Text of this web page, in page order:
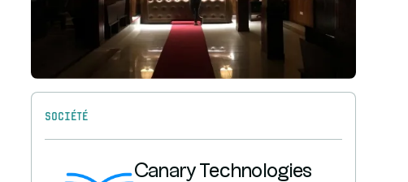
Société
Canary Technologies